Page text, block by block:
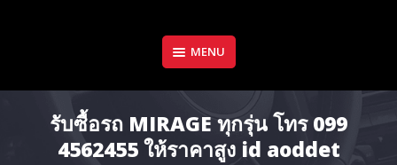
MENU
รับซื้อรถ MIRAGE ทุกรุ่น โทร 099
4562455 ให้ราคาสูง id aoddet